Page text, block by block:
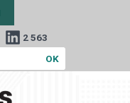
2 563